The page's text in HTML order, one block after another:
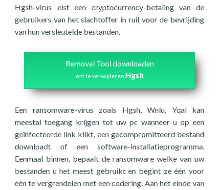
Hgsh-virus eist een cryptocurrency-betaling van de
gebruikers van het slachtoffer in ruil voor de bevrijding
van hun versleutelde bestanden.
Removal Tool downloaden
om te verwijderen Hgsh
Een ransomware-virus zoals Hgsh, Wnlu, Yqal kan
meestal toegang krijgen tot uw pc wanneer u op een
geïnfecteerde link klikt, een gecompromitteerd bestand
downloadt of een software-installatieprogramma.
Eenmaal binnen, bepaalt de ransomware welke van uw
bestanden u het meest gebruikt en begint ze één voor
één te vergrendelen met een codering. Aan het einde van